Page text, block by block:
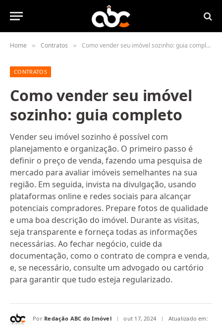
Home » Contratos » Como vender seu imóvel sozinho: guia completo
CONTRATOS
Como vender seu imóvel
sozinho: guia completo
Vender seu imóvel sozinho é possível com
planejamento e organização. O primeiro passo é
definir o preço de venda, fazendo uma pesquisa de
mercado para avaliar imóveis semelhantes na sua
região. Em seguida, invista na divulgação, usando
plataformas online e redes sociais para alcançar
potenciais compradores. Prepare fotos de qualidade
e uma boa descrição do imóvel. Durante as visitas,
seja transparente e forneça todas as informações
necessárias. Ao fechar negócio, cuide da
documentação, como o contrato de compra e venda,
e, se necessário, consulte um advogado ou cartório
para garantir que tudo esteja regularizado.
Por Redação ABC do Imóvel out 17, 2024
Atualizado em: